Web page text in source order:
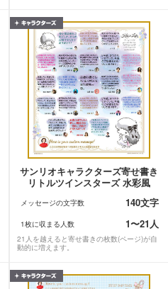
サンリオキャラクターズ寄せ書き
リトルツインスターズ 水彩風
メッセージの文字数 140文字
1枚に収まる人数 1〜21人
21人を越えると寄せ書きの枚数(ページ)が自
動的に増えます。